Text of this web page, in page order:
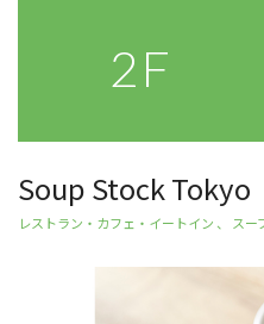
2F
Soup Stock Tokyo
レストラン・カフェ・イートイン 、 スー